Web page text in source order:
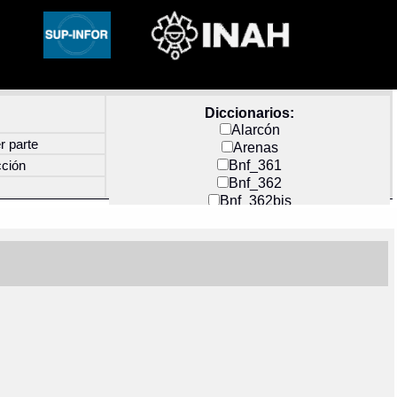
Diccionarios:
Alarcón
Arenas
Bnf_361
Bnf_362
Bnf_362bis
Docs_México
parte